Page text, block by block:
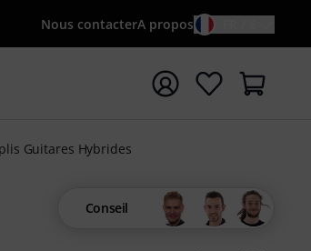
Nous contacterA propos
avec le terme de recherche
Guitares Hybrides
Conseil